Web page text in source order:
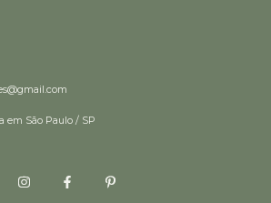
em São Paulo / SP